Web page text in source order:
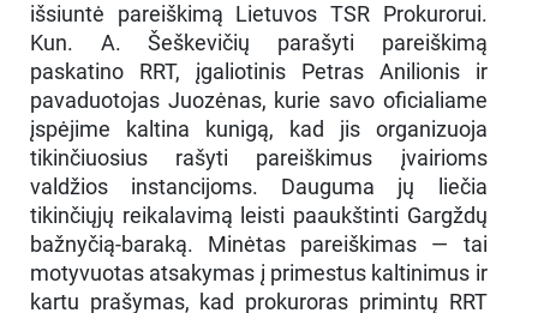
išsiuntė pareiškimą Lietuvos TSR Prokurorui.
Kun. A. Šeškevičių parašyti pareiškimą
paskatino RRT, įgaliotinis Petras Anilionis ir
pavaduotojas Juozėnas, kurie savo oficialiame
įspėjime kaltina kunigą, kad jis organizuoja
tikinčiuosius rašyti pareiškimus įvairioms
valdžios instancijoms. Dauguma jų liečia
tikinčiųjų reikalavimą leisti paaukštinti Gargždų
bažnyčią-baraką. Minėtas pareiškimas — tai
motyvuotas atsakymas į primestus kaltinimus ir
kartu prašymas, kad prokuroras primintų RRT